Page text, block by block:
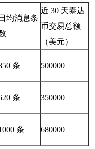
日均消息条
近 30 天泰达
币交易总额
（美元）
条 500000
条 350000
条 680000